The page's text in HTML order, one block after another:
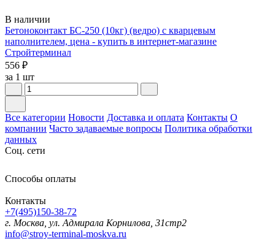
В наличии
Бетоноконтакт БС-250 (10кг) (ведро) с кварцевым
наполнителем, цена - купить в интернет-магазине
Стройтерминал
556 ₽
за 1 шт
Все категории Новости Доставка и оплата Контакты О
компании Часто задаваемые вопросы Политика обработки
данных
Соц. сети
Способы оплаты
Контакты
+7(495)150-38-72
г. Москва, ул. Адмирала Корнилова, 31стр2
info@stroy-terminal-moskva.ru